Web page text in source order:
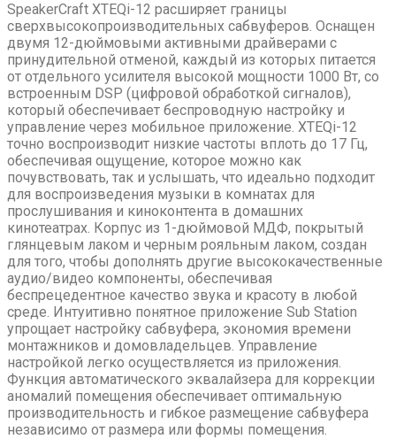
SpeakerCraft XTEQi-12 расширяет границы
сверхвысокопроизводительных сабвуферов. Оснащен
двумя 12-дюймовыми активными драйверами с
принудительной отменой, каждый из которых питается
от отдельного усилителя высокой мощности 1000 Вт, со
встроенным DSP (цифровой обработкой сигналов),
который обеспечивает беспроводную настройку и
управление через мобильное приложение. XTEQi-12
точно воспроизводит низкие частоты вплоть до 17 Гц,
обеспечивая ощущение, которое можно как
почувствовать, так и услышать, что идеально подходит
для воспроизведения музыки в комнатах для
прослушивания и киноконтента в домашних
кинотеатрах. Корпус из 1-дюймовой МДФ, покрытый
глянцевым лаком и черным рояльным лаком, создан
для того, чтобы дополнять другие высококачественные
аудио/видео компоненты, обеспечивая
беспрецедентное качество звука и красоту в любой
среде. Интуитивно понятное приложение Sub Station
упрощает настройку сабвуфера, экономия времени
монтажников и домовладельцев. Управление
настройкой легко осуществляется из приложения.
Функция автоматического эквалайзера для коррекции
аномалий помещения обеспечивает оптимальную
производительность и гибкое размещение сабвуфера
независимо от размера или формы помещения.